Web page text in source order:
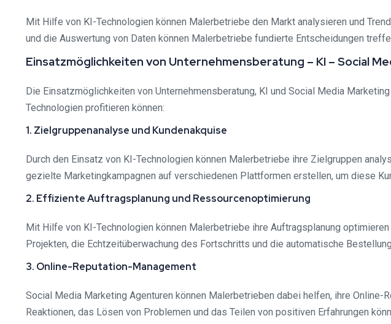
Mit Hilfe von KI-Technologien können Malerbetriebe den Markt analysieren und
und die Auswertung von Daten können Malerbetriebe fundierte Entscheidungen
Einsatzmöglichkeiten von Unternehmensberatung – KI – Social
Die Einsatzmöglichkeiten von Unternehmensberatung, KI und Social Media
Technologien profitieren können:
1. Zielgruppenanalyse und Kundenakquise
Durch den Einsatz von KI-Technologien können Malerbetriebe ihre Zielgruppen
gezielte Marketingkampagnen auf verschiedenen Plattformen erstellen, um diese
2. Effiziente Auftragsplanung und Ressourcenoptimierung
Mit Hilfe von KI-Technologien können Malerbetriebe ihre Auftragsplanung
Projekten, die Echtzeitüberwachung des Fortschritts und die automatische
3. Online-Reputation-Management
Social Media Marketing Agenturen können Malerbetrieben dabei helfen, ihre
Reaktionen, das Lösen von Problemen und das Teilen von positiven Erfahrungen